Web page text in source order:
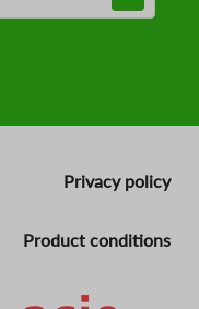
Privacy policy
Product conditions